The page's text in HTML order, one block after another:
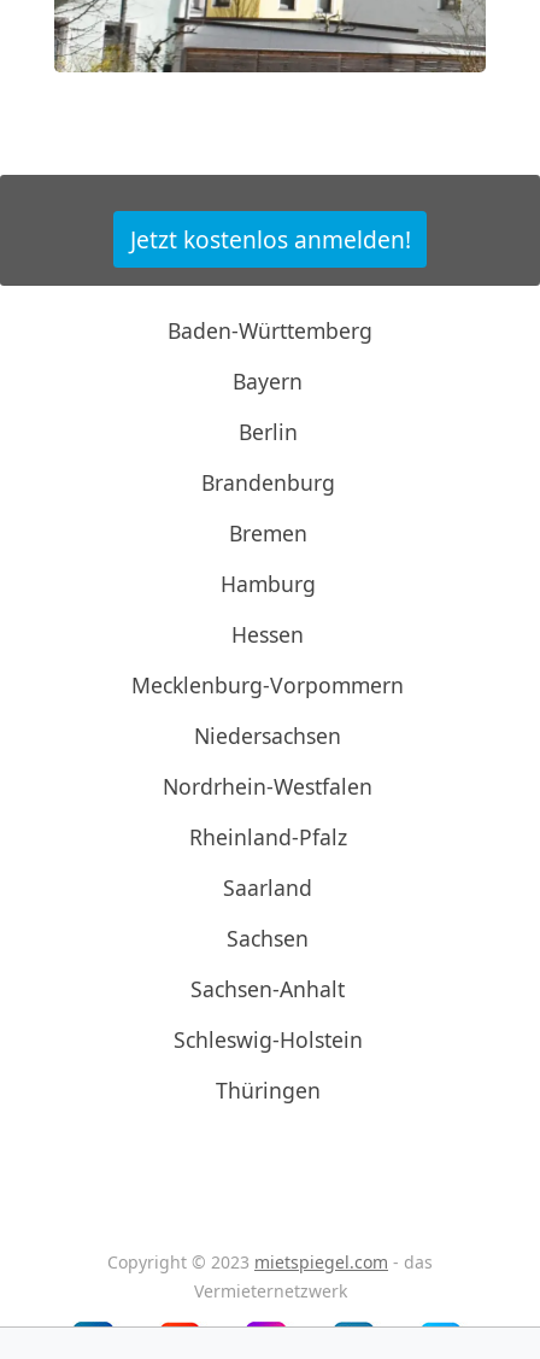
Jetzt kostenlos anmelden!
Baden-Württemberg
Bayern
Berlin
Brandenburg
Bremen
Hamburg
Hessen
Mecklenburg-Vorpommern
Niedersachsen
Nordrhein-Westfalen
Rheinland-Pfalz
Saarland
Sachsen
Sachsen-Anhalt
Schleswig-Holstein
Thüringen
Copyright © 2023 mietspiegel.com - das
Vermieternetzwerk